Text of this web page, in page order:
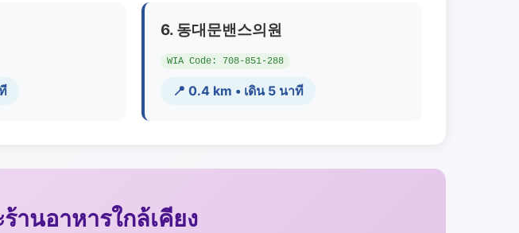
6. 동대문밴스의원
WIA Code: 708-851-288
📍 0.4 km • เดิน 5 นาที
านอาหารใกล้เคียง